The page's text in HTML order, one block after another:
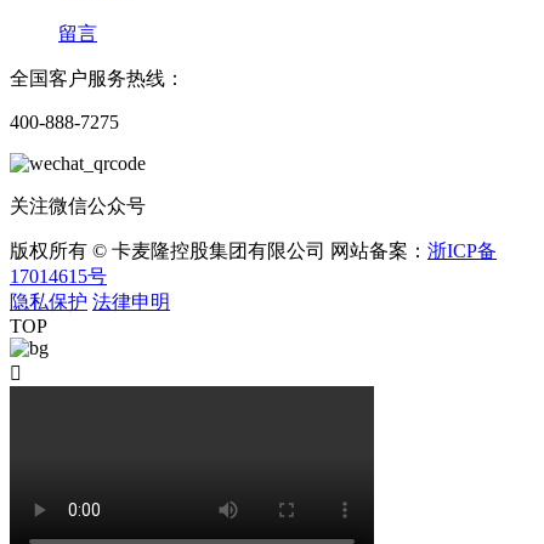
留言
全国客户服务热线：
400-888-7275
关注微信公众号
版权所有 © 卡麦隆控股集团有限公司 网站备案： 浙ICP备
17014615号
隐私保护 法律申明
TOP
